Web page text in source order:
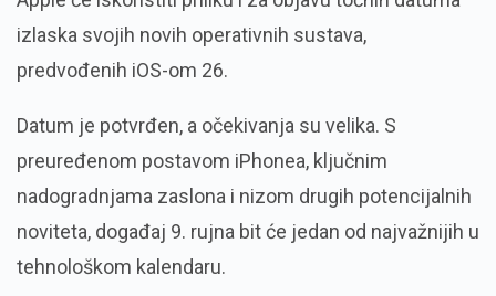
izlaska svojih novih operativnih sustava,
predvođenih iOS-om 26.
Datum je potvrđen, a očekivanja su velika. S
preuređenom postavom iPhonea, ključnim
nadogradnjama zaslona i nizom drugih potencijalnih
noviteta, događaj 9. rujna bit će jedan od najvažnijih u
tehnološkom kalendaru.